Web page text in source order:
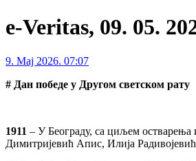
e-Veritas, 09. 05.
9. Maj 2026. 07:07
# Дан победе у Другом светском рату
1911 – У Београду, са циљем остварења
Димитријевић Апис, Илија